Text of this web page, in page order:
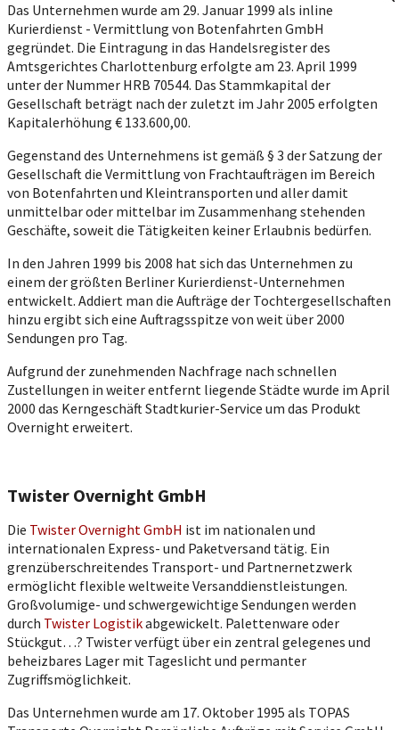
Das Unternehmen wurde am 29. Januar 1999 als inline
Kurierdienst - Vermittlung von Botenfahrten GmbH
gegründet. Die Eintragung in das Handelsregister des
Amtsgerichtes Charlottenburg erfolgte am 23. April 1999
unter der Nummer HRB 70544. Das Stammkapital der
Gesellschaft beträgt nach der zuletzt im Jahr 2005 erfolgten
Kapitalerhöhung € 133.600,00.
Gegenstand des Unternehmens ist gemäß § 3 der Satzung der
Gesellschaft die Vermittlung von Frachtaufträgen im Bereich
von Botenfahrten und Kleintransporten und aller damit
unmittelbar oder mittelbar im Zusammenhang stehenden
Geschäfte, soweit die Tätigkeiten keiner Erlaubnis bedürfen.
In den Jahren 1999 bis 2008 hat sich das Unternehmen zu
einem der größten Berliner Kurierdienst-Unternehmen
entwickelt. Addiert man die Aufträge der Tochtergesellschaften
hinzu ergibt sich eine Auftragsspitze von weit über 2000
Sendungen pro Tag.
Aufgrund der zunehmenden Nachfrage nach schnellen
Zustellungen in weiter entfernt liegende Städte wurde im April
2000 das Kerngeschäft Stadtkurier-Service um das Produkt
Overnight erweitert.
Twister Overnight GmbH
Die Twister Overnight GmbH ist im nationalen und
internationalen Express- und Paketversand tätig. Ein
grenzüberschreitendes Transport- und Partnernetzwerk
ermöglicht flexible weltweite Versanddienstleistungen.
Großvolumige- und schwergewichtige Sendungen werden
durch Twister Logistikabgewickelt. Palettenware oder
Stückgut…? Twister verfügt über ein zentral gelegenes und
beheizbares Lager mit Tageslicht und permanter
Zugriffsmöglichkeit.
Das Unternehmen wurde am 17. Oktober 1995 als TOPAS